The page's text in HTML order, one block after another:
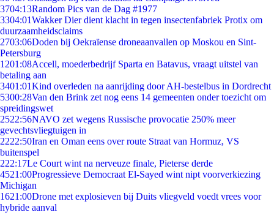
3704:13Random Pics van de Dag #1977
3304:01Wakker Dier dient klacht in tegen insectenfabriek Protix om
duurzaamheidsclaims
2703:06Doden bij Oekraïense droneaanvallen op Moskou en Sint-
Petersburg
1201:08Accell, moederbedrijf Sparta en Batavus, vraagt uitstel van
betaling aan
3401:01Kind overleden na aanrijding door AH-bestelbus in Dordrecht
5300:28Van den Brink zet nog eens 14 gemeenten onder toezicht om
spreidingswet
2522:56NAVO zet wegens Russische provocatie 250% meer
gevechtsvliegtuigen in
2222:50Iran en Oman eens over route Straat van Hormuz, VS
buitenspel
222:17Le Court wint na nerveuze finale, Pieterse derde
4521:00Progressieve Democraat El-Sayed wint nipt voorverkiezing
Michigan
1621:00Drone met explosieven bij Duits vliegveld voedt vrees voor
hybride aanval